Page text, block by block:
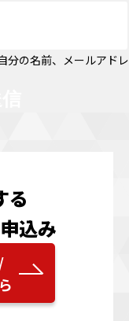
分の名前、メールアドレ
る
込み